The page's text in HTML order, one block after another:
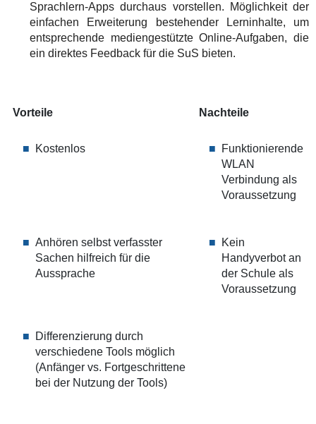
Sprachlern-Apps durchaus vorstellen. Möglichkeit der
einfachen Erweiterung bestehender Lerninhalte, um
entsprechende mediengestützte Online-Aufgaben, die
ein direktes Feedback für die SuS bieten.
Vorteile Nachteile
Kostenlos
Funktionierende
WLAN
Verbindung als
Voraussetzung
Anhören selbst verfasster
Sachen hilfreich für die
Aussprache
Kein
Handyverbot an
der Schule als
Voraussetzung
Differenzierung durch
verschiedene Tools möglich
(Anfänger vs. Fortgeschrittene
bei der Nutzung der Tools)